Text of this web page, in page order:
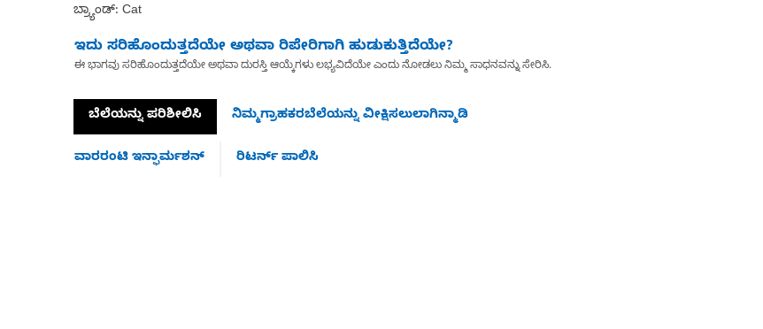
ಬ್ರ್ಯಾಂಡ್: Cat
ಇದು ಸರಿಹೊಂದುತ್ತದೆಯೇ ಅಥವಾ ರಿಪೇರಿಗಾಗಿ ಹುಡುಕುತ್ತಿದೆಯೇ?
ಈ ಭಾಗವು ಸರಿಹೊಂದುತ್ತದೆಯೇ ಅಥವಾ ದುರಸ್ತಿ ಆಯ್ಕೆಗಳು ಲಭ್ಯವಿದೆಯೇ ಎಂದು ನೋಡಲು ನಿಮ್ಮ ಸಾಧನವನ್ನು ಸೇರಿಸಿ.
ಬೆಲೆಯನ್ನು ಪರಿಶೀಲಿಸಿ ನಿಮ್ಮಗ್ರಾಹಕರಬೆಲೆಯನ್ನು ವೀಕ್ಷಿಸಲುಲಾಗಿನ್ಮಾಡಿ
ವಾರರಂಟಿ ಇನ್ಫಾರ್ಮಶನ್ ರಿಟರ್ನ್ ಪಾಲಿಸಿ